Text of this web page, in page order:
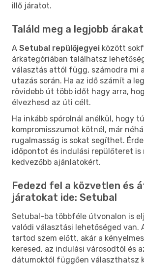
illő járatot.
Találd meg a legjobb
A Setubal repülőjegyei között
árkategóriában találhatsz
választás attól függ, számodra mi
utazás során. Ha az idő számít a
rövidebb út több időt hagy arra,
élvezhesd az úti célt.
Ha inkább spórolnál anélkül, hogy
kompromisszumot kötnél, már
rugalmasság is sokat segíthet.
időpontot és indulási repülőteret is
kedvezőbb ajánlatokért.
Fedezd fel a közvetlen és
járatokat ide: Setubal
Setubal-ba többféle útvonalon is
valódi választási lehetőséged van.
tartod szem előtt, akár a
keresed, az indulási városodtól és
dátumoktól függően választhatsz